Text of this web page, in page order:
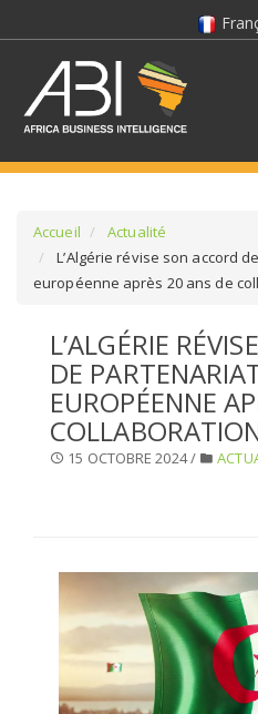
SÉLECTIONNEZ UN DOSSIER
SELECTIONNEZ UNE SECTION
Accueil
Actualité
L’Algérie révise son accord
européenne après 20 ans de
L’ALGÉRIE
DE
EUROPÉENNE
15 OCTOBRE 2024 /